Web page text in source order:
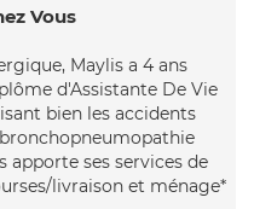
Vous
Maylis a 4 ans
d'Assistante De Vie
bien les accidents
ses services de
livraison et ménage*